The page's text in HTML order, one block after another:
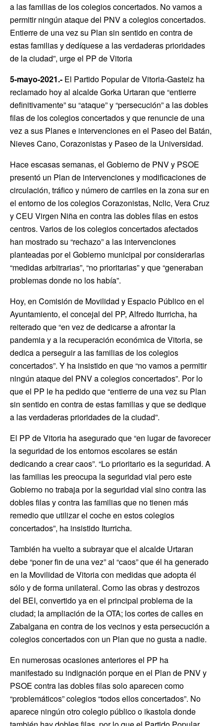
a las familias de los colegios concertados. No vamos a
permitir ningún ataque del PNV a colegios concertados.
Entierre de una vez su Plan sin sentido en contra de
estas familias y dedíquese a las verdaderas prioridades
de la ciudad”, urge el PP de Vitoria
5-mayo-2021.- El Partido Popular de Vitoria-Gasteiz ha
reclamado hoy al alcalde Gorka Urtaran que “entierre
definitivamente” su “ataque” y “persecución” a las dobles
filas de los colegios concertados y que renuncie de una
vez a sus Planes e intervenciones en el Paseo del Batán,
Nieves Cano, Corazonistas y Paseo de la Universidad.
Hace escasas semanas, el Gobierno de PNV y PSOE
presentó un Plan de intervenciones y modificaciones de
circulación, tráfico y número de carriles en la zona sur en
el entorno de los colegios Corazonistas, Nclic, Vera Cruz
y CEU Virgen Niña en contra las dobles filas en estos
centros. Varios de los colegios concertados afectados
han mostrado su “rechazo” a las intervenciones
planteadas por el Gobierno municipal por considerarlas
“medidas arbitrarias”, “no prioritarias” y que “generaban
problemas donde no los había”.
Hoy, en Comisión de Movilidad y Espacio Público en el
Ayuntamiento, el concejal del PP, Alfredo Iturricha, ha
reiterado que “en vez de dedicarse a afrontar la
pandemia y a la recuperación económica de Vitoria, se
dedica a perseguir a las familias de los colegios
concertados”. Y ha insistido en que “no vamos a permitir
ningún ataque del PNV a colegios concertados”. Por lo
que el PP le ha pedido que “entierre de una vez su Plan
sin sentido en contra de estas familias y que se dedique
a las verdaderas prioridades de la ciudad”.
El PP de Vitoria ha asegurado que “en lugar de favorecer
la seguridad de los entornos escolares se están
dedicando a crear caos”. “Lo prioritario es la seguridad. A
las familias les preocupa la seguridad vial pero este
Gobierno no trabaja por la seguridad vial sino contra las
dobles filas y contra las familias que no tienen más
remedio que utilizar el coche en estos colegios
concertados”, ha insistido Iturricha.
También ha vuelto a subrayar que el alcalde Urtaran
debe “poner fin de una vez” al “caos” que él ha generado
en la Movilidad de Vitoria con medidas que adopta él
sólo y de forma unilateral. Como las obras y destrozos
del BEI, convertido ya en el principal problema de la
ciudad; la ampliación de la OTA; los cortes de calles en
Zabalgana en contra de los vecinos y esta persecución a
colegios concertados con un Plan que no gusta a nadie.
En numerosas ocasiones anteriores el PP ha
manifestado su indignación porque en el Plan de PNV y
PSOE contra las dobles filas solo aparecen como
“problemáticos” colegios “todos ellos concertados”. No
aparece ningún otro colegio público o ikastola donde